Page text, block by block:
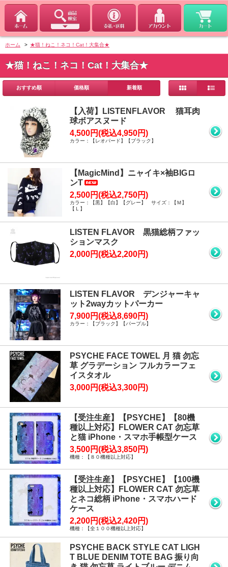
ホーム > ★猫！ねこ！ネコ！Cat！大集合★
★猫！ねこ！ネコ！Cat！大集合★
おすすめ順 価格順 新着順
【入荷】LISTENFLAVOR 猫耳肉
球ボアスヌード
4,500円(税込4,950円)
カラー：【レオパード】【ブラック】
【MagicMind】ニャイキ×袖BIGロ
ンT
2,500円(税込2,750円)
カラー：【黒】【白】【グレー】 サイズ：【Ｍ】
【Ｌ】
LISTEN FLAVOR 黒猫総柄ファッ
ションマスク
2,000円(税込2,200円)
LISTEN FLAVOR デンジャーキャ
ット2wayカットパーカー
7,900円(税込8,690円)
カラー：【ブラック】【パープル】
PSYCHE FACE TOWEL 月 猫 勿忘
草 グラデーション フルカラーフェ
イスタオル
3,000円(税込3,300円)
【受注生産】【PSYCHE】【80機
種以上対応】FLOWER CAT 勿忘草
と猫 iPhone・スマホ手帳型ケース
3,500円(税込3,850円)
機種：【８０機種以上対応】
【受注生産】【PSYCHE】【100機
種以上対応】FLOWER CAT 勿忘草
とネコ総柄 iPhone・スマホハード
ケース
2,200円(税込2,420円)
機種：【全１００機種以上対応】
PSYCHE BACK STYLE CAT LIGH
T BLUE DENIM TOTE BAG 振り向